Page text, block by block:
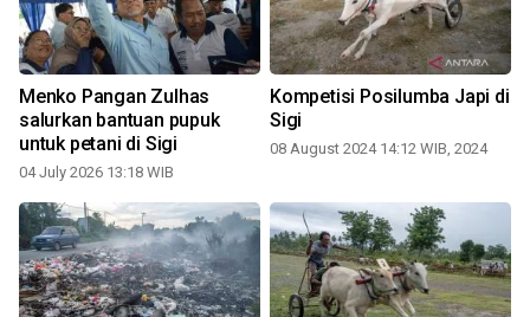
Menko Pangan Zulhas
salurkan bantuan pupuk
untuk petani di Sigi
04 July 2026 13:18 WIB
Kompetisi Posilumba Japi di
Sigi
08 August 2024 14:12 WIB, 2024